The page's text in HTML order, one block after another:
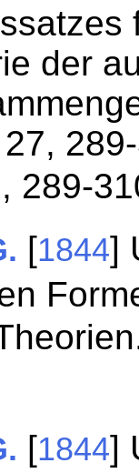
der
, 289-
[1844]
[1844]